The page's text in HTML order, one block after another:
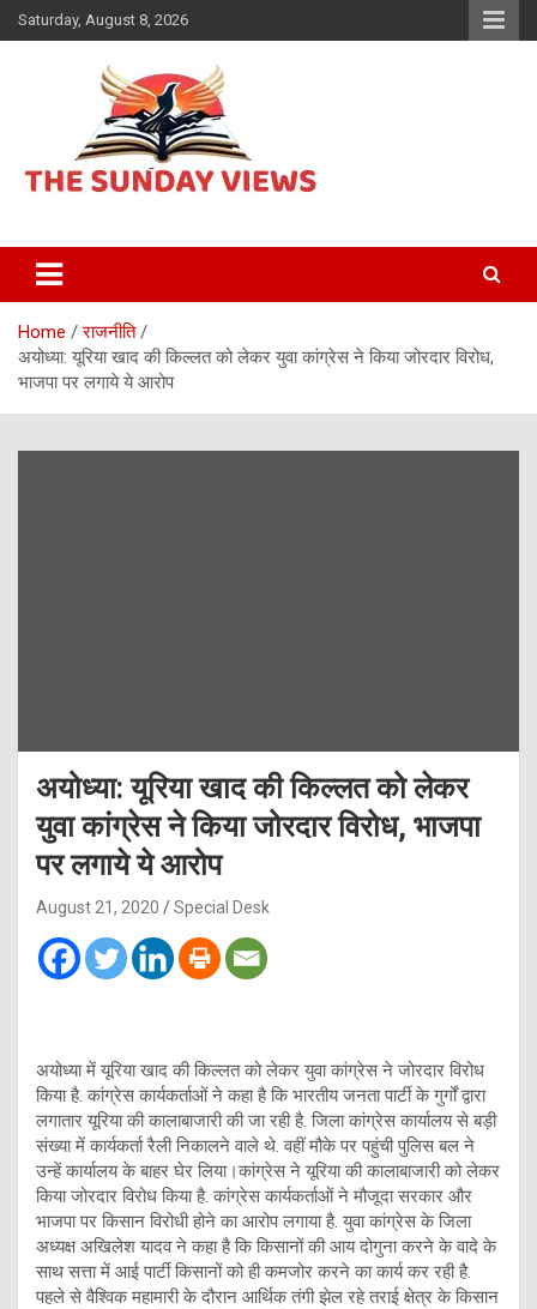
Skip
to
Saturday, August 8, 2026
The Sunday views
Home
राजनीति
अयोध्या: यूरिया खाद की किल्लत को लेकर युवा कांग्रेस ने किया जोरदार विरोध,
भाजपा पर लगाये ये आरोप
अयोध्या: यूरिया खाद की किल्लत को लेकर
युवा कांग्रेस ने किया जोरदार विरोध, भाजपा
पर लगाये ये आरोप
August 21, 2020 Special Desk
अयोध्या में यूरिया खाद की किल्लत को लेकर युवा कांग्रेस ने जोरदार विरोध
किया है. कांग्रेस कार्यकर्ताओं ने कहा है कि भारतीय जनता पार्टी के गुर्गों द्वारा
लगातार यूरिया की कालाबाजारी की जा रही है. जिला कांग्रेस कार्यालय से बड़ी
संख्या में कार्यकर्ता रैली निकालने वाले थे. वहीं मौके पर पहुंची पुलिस बल ने
उन्हें कार्यालय के बाहर घेर लिया।कांग्रेस ने यूरिया की कालाबाजारी को लेकर
किया जोरदार विरोध किया है. कांग्रेस कार्यकर्ताओं ने मौजूदा सरकार और
भाजपा पर किसान विरोधी होने का आरोप लगाया है. युवा कांग्रेस के जिला
अध्यक्ष अखिलेश यादव ने कहा है कि किसानों की आय दोगुना करने के वादे के
साथ सत्ता में आई पार्टी किसानों को ही कमजोर करने का कार्य कर रही है.
पहले से वैश्विक महामारी के दौरान आर्थिक तंगी झेल रहे तराई क्षेत्र के किसान